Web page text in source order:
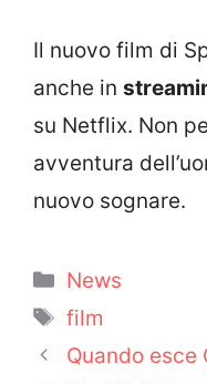
Il nuovo film di
anche in
su Netflix. Non
avventura
nuovo sognare.
Categorie
News
Tag
film
Quando esce